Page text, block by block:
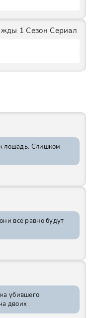
1 Сезон Сериал
лошадь. Слишком
всё равно будут
убившего
двоих